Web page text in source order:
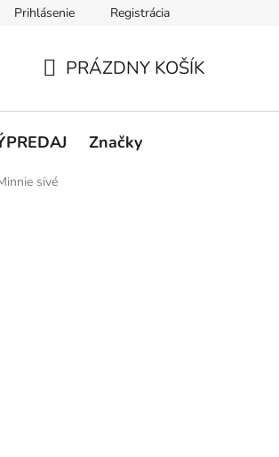
Podmienky ochrany osobných údajov
Prihlásenie Registrácia
KOŠÍK
PRÁZDNY KOŠÍK
Značky
sivé